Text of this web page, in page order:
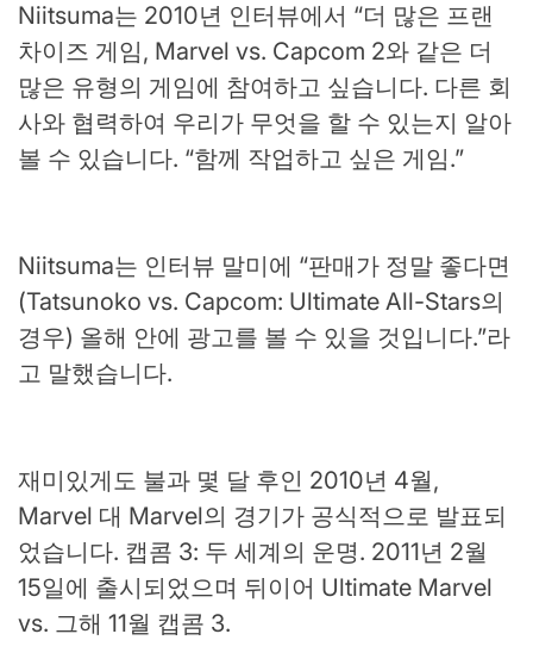
Niitsuma는 2010년 인터뷰에서 “더 많은 프랜
차이즈 게임, Marvel vs. Capcom 2와 같은 더
많은 유형의 게임에 참여하고 싶습니다. 다른 회
사와 협력하여 우리가 무엇을 할 수 있는지 알아
볼 수 있습니다. “함께 작업하고 싶은 게임.”
Niitsuma는 인터뷰 말미에 “판매가 정말 좋다면
(Tatsunoko vs. Capcom: Ultimate All-Stars의
경우) 올해 안에 광고를 볼 수 있을 것입니다.”라
고 말했습니다.
재미있게도 불과 몇 달 후인 2010년 4월,
Marvel 대 Marvel의 경기가 공식적으로 발표되
었습니다. 캡콤 3: 두 세계의 운명. 2011년 2월
15일에 출시되었으며 뒤이어 Ultimate Marvel
vs. 그해 11월 캡콤 3.